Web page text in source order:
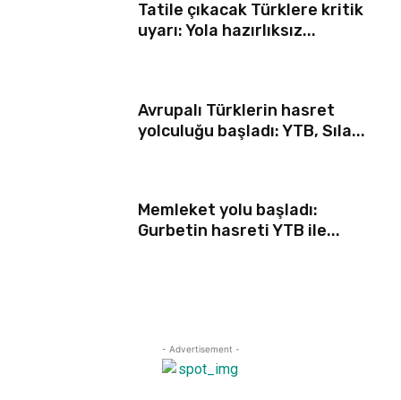
Tatile çıkacak Türklere kritik
uyarı: Yola hazırlıksız...
Avrupalı Türklerin hasret
yolculuğu başladı: YTB, Sıla...
Memleket yolu başladı:
Gurbetin hasreti YTB ile...
- Advertisement -